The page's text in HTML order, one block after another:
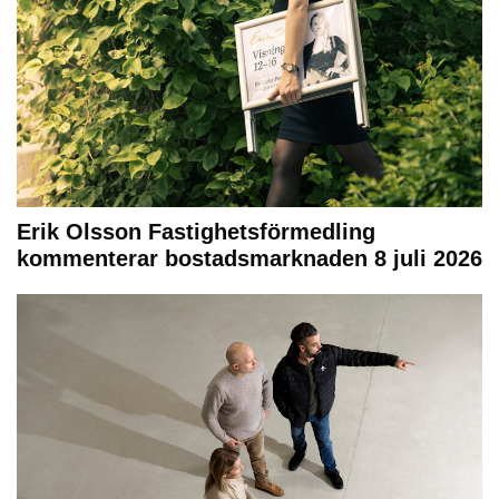
Erik Olsson Fastighetsförmedling
kommenterar bostadsmarknaden 8 juli 2026